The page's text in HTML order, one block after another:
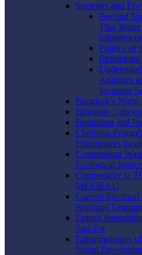
Societies and
Beyond
Thai
Politics of
Animism
Javanese
Bangkok’s Night
Birmanie :
Buddhism and
Chrétiens
Expériences
Commoning
Ecological
Comprendre la
MÉRIEAU
Current Electoral
Regional
Enjeux
Sud-Est
Epistemologies
Social